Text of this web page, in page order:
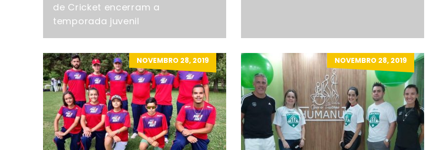
de Cricket encerram a
temporada juvenil
NOVEMBRO 28, 2019 NOVEMBRO 28, 2019